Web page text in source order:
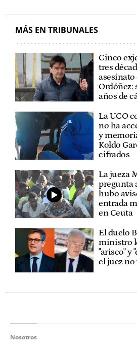
MÁS EN TRIBUNALES
Cinco
tres
asesinato
Ordóñez:
años de
La UCO
no ha
y
Koldo
cifrados
La jueza
pregunta
hubo
entrada
en Ceuta
El duelo
ministro
"arisco" y
el juez no
Nosotros